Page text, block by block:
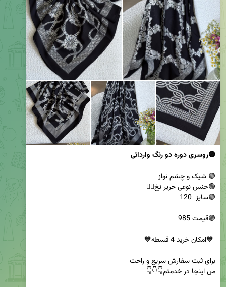
🟣روسری دوره دو رنگ وارداتی